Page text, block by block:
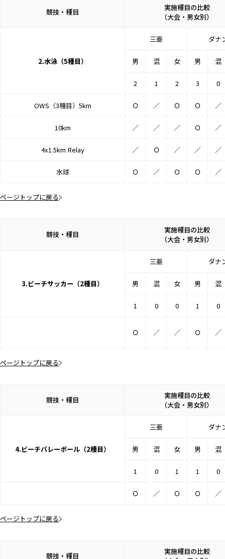
競技・種目
実施種目の比較
（大会・男女別）
2.水泳（5種目）
三亜 ダナ
男 混 女 男 混
2 1 2 3 0
OWS（3種目）5km Ｏ ／ Ｏ Ｏ ／
10km ／ ／ ／ Ｏ ／
4x1.5km Relay ／ Ｏ ／ ／ ／
水球 Ｏ ／ Ｏ Ｏ ／
ページトップに戻る
競技・種目
実施種目の比較
（大会・男女別）
3.ビーチサッカー（2種目）
三亜 ダナ
男 混 女 男 混
1 0 0 1 0
Ｏ ／ ／ Ｏ ／
ページトップに戻る
競技・種目
実施種目の比較
（大会・男女別）
4.ビーチバレーボール（2種目）
三亜 ダナ
男 混 女 男 混
1 0 1 1 0
Ｏ ／ Ｏ Ｏ ／
ページトップに戻る
競技・種目
実施種目の比較